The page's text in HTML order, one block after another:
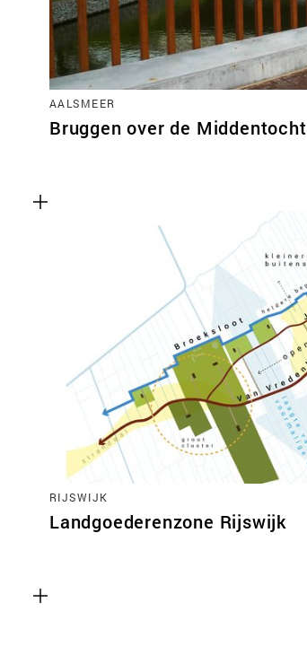
AALSMEER
Bruggen over de Middentocht
RIJSWIJK
Landgoederenzone Rijswijk